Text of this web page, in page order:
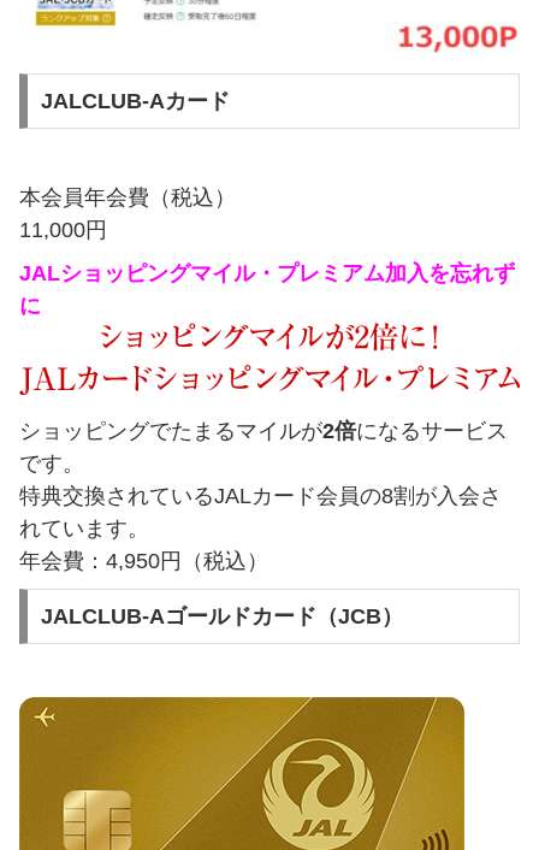
JALCLUB-Aカード
本会員年会費（税込）
11,000円
JALショッピングマイル・プレミアム加入を忘れず
に
ショッピングでたまるマイルが2倍になるサービス
です。
特典交換されているJALカード会員の8割が入会さ
れています。
年会費：4,950円（税込）
JALCLUB-Aゴールドカード（JCB）